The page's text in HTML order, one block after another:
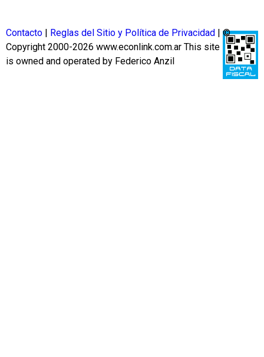
Contacto Reglas del Sitio y Política de Privacidad
| ©
Copyright 2000-2026 www.econlink.com.ar This site
is owned and operated by Federico Anzil